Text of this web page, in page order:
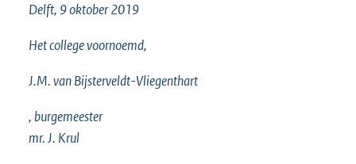
Delft, 9 oktober 2019
Het college voornoemd,
J.M. van Bijsterveldt-Vliegenthart
, burgemeester
mr. J. Krul